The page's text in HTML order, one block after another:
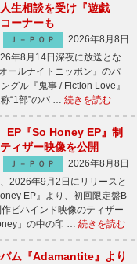
生相談を受け『遊戯
ーナーも
Ｊ－ＰＯＰ
2026年8月8日
年8月14日深夜に放送とな
ールナイトニッポン』のパ
ル『鬼事 / Fiction Love』
“1部”のパ … 続きを読む
EP『So Honey EP』制
ィザー映像を公開
Ｊ－ＰＯＰ
2026年8月8日
2026年9月2日にリリースと
EP』より、初回限定盤B
ビハインド映像のティザー
」の中の印 … 続きを読む
ム『Adamantite』より